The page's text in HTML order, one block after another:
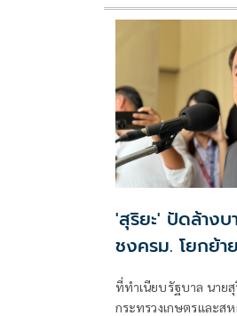
'สุริยะ' ปัดล้าง
ชงครม. โยกย้า
เรียบ
ที่ทำเนียบรัฐบาล นายสุ
กระทรวงเกษตรและส